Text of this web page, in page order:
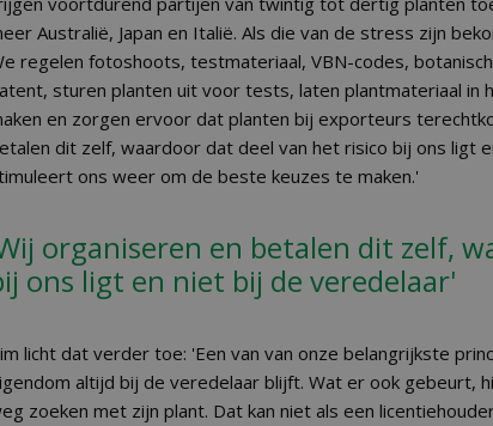
Australië, Japan en Italië. Als die van de stress zijn
regelen fotoshoots, testmateriaal, VBN-codes,
sturen planten uit voor tests, laten plantmateriaal in
en zorgen ervoor dat planten bij exporteurs
dit zelf, waardoor dat deel van het risico bij ons ligt
ons weer om de beste keuzes te maken.'
organiseren en betalen dit zelf,
ons ligt en niet bij de veredelaar'
licht dat verder toe: 'Een van van onze belangrijkste
altijd bij de veredelaar blijft. Wat er ook gebeurt,
zoeken met zijn plant. Dat kan niet als een